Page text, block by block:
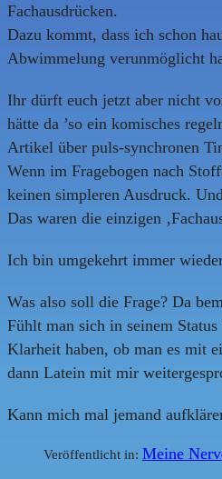
Fachausdrücken.
Dazu kommt, dass ich schon
Abwimmelung verunmöglicht
Ihr dürft euch jetzt aber nicht
hätte da ’so ein komisches
Artikel über puls-synchronen
Wenn im Fragebogen nach
keinen simpleren Ausdruck.
Das waren die einzigen
Ich bin umgekehrt immer
Was also soll die Frage? Da
Fühlt man sich in seinem
Klarheit haben, ob man es mit
dann Latein mit mir
Kann mich mal jemand
Veröffentlicht in: Meine